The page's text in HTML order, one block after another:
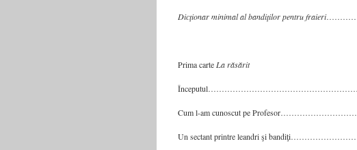
Dicţionar minimal al bandiţilor pentru fraieri
Prima carte La răsărit
Cum l-am cunoscut pe
Un sectant printre leandri şi